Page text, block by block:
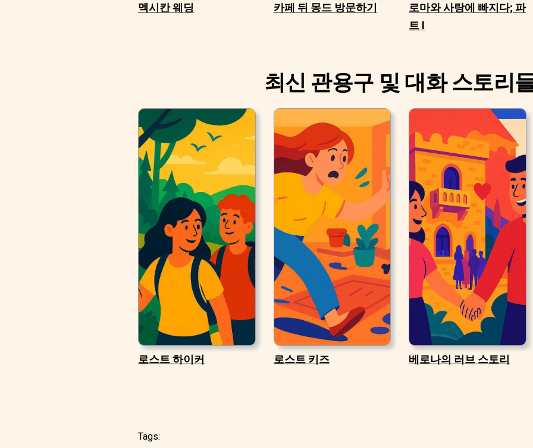
멕시칸 웨딩 카페 뒤 몽드 방문하기
로마와 사랑에 빠지다; 파
트 I
최신 관용구 및 대화 스토리
로스트 하이커 로스트 키즈 베로나의 러브 스토리
Tags: